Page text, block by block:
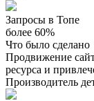
Запросы в Топе
более 60%
Что было сделано
Продвижение
ресурса и
Производитель